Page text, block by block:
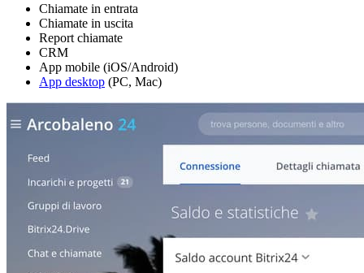
Chiamate in entrata
Chiamate in uscita
Report chiamate
CRM
App mobile (iOS/Android)
App desktop (PC, Mac)